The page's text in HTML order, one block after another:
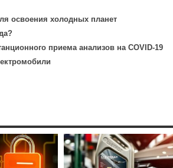
освоения холодных планет
приема анализов на COVID-19